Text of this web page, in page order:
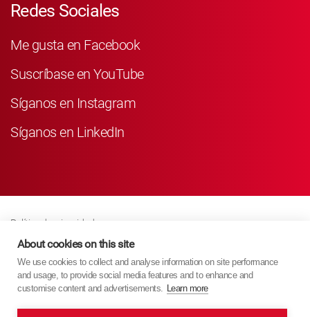
Redes Sociales
Me gusta en Facebook
Suscríbase en YouTube
Síganos en Instagram
Síganos en LinkedIn
Política de privacidad
Business Partner Privacy
Política De Cookies
Modern Slavery Act Policy
About cookies on this site
We use cookies to collect and analyse information on site performance
and usage, to provide social media features and to enhance and
customise content and advertisements. Learn more